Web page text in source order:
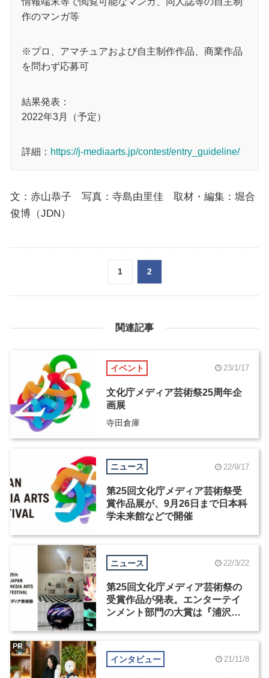
作のマンガ等
※プロ、アマチュアおよび自主制作作品、商業作品
を問わず応募可
結果発表：
2022年3月（予定）
詳細： https://j-mediaarts.jp/contest/entry_guideline/
文：赤山恭子 写真：寺島由里佳 取材・編集：堀合
俊博（JDN）
1 2
関連記事
イベント 23/1/17
文化庁メディア芸術祭25周年企
画展
寺田倉庫
ニュース 22/9/17
第25回文化庁メディア芸術祭受
賞作品展が、9月26日まで日本科
学未来館などで開催
ニュース 22/3/22
第25回文化庁メディア芸術祭の
受賞作品が発表。エンターテイ
ンメント部門の大賞は『浦沢直
インタビュー 21/11/8
PR